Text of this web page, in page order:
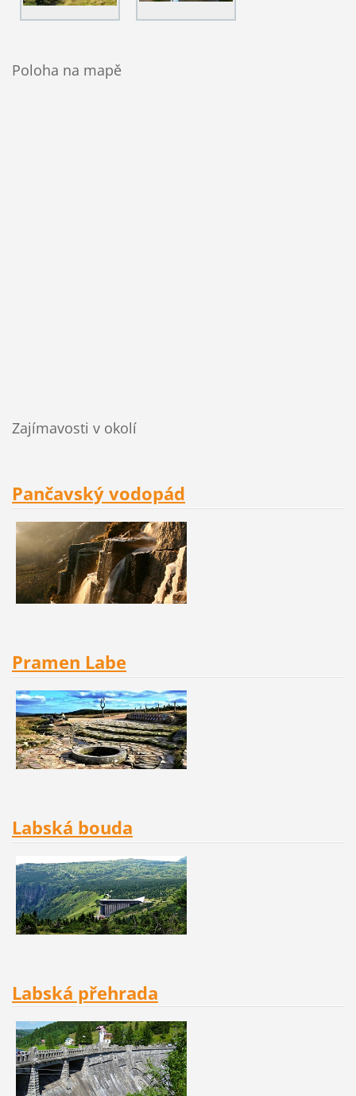
Poloha na mapě
Zajímavosti v okolí
Pančavský vodopád
Pramen Labe
Labská bouda
Labská přehrada